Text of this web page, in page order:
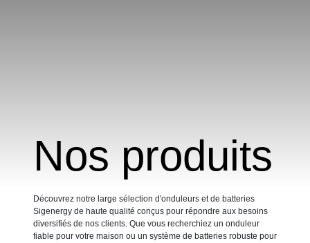
Nos produits
Découvrez notre large sélection d'onduleurs et de batteries
Sigenergy de haute qualité conçus pour répondre aux besoins
diversifiés de nos clients. Que vous recherchiez un onduleur
fiable pour votre maison ou un système de batteries robuste pour